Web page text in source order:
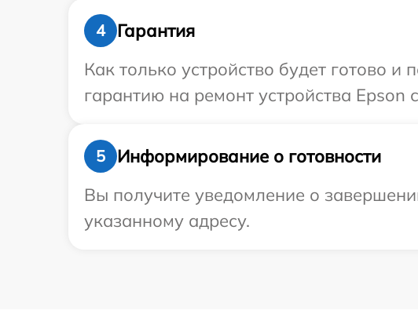
4
Гарантия
Как только устройство будет готово
гарантию на ремонт устройства Epson
5
Информирование о готовности
Вы получите уведомление о
указанному адресу.